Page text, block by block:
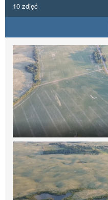
10 zdjęć